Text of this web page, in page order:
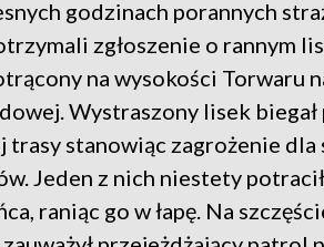
godzinach porannych
zgłoszenie o rannym
na wysokości Torwaru
Wystraszony lisek biegał
trasy stanowiąc zagrożenie dla
Jeden z nich niestety potracił
raniąc go w łapę. Na